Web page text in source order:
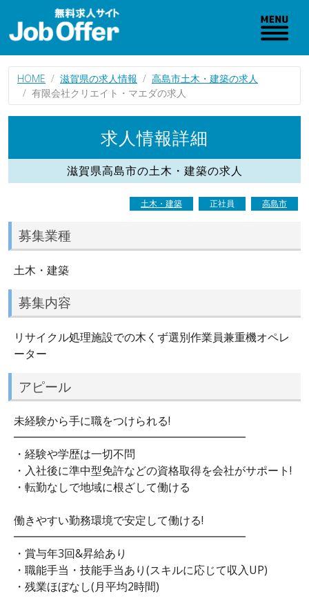
HOME 滋賀県の求人情報
高島市土木・建築の求人
有限会社クリエイト・マエダの求人
求人情報詳細
滋賀県高島市の土木・建築の求人
土木・建築 正社員 高島市
募集業種
土木・建築
募集内容
リサイクル処理施設での木くず選別作業員兼重機オペレ
ーター
アピール
未経験から手に職をつけられる!
━━━━━━━━━━━━━━━━━━━━━
・経験や学歴は一切不問
・入社後に準中型免許などの資格取得を会社がサポート!
・転勤なしで地域に根ざして働ける
働きやすい勤務環境で安定して働ける!
━━━━━━━━━━━━━━━━━━━━━
・賞与年3回&昇給あり
・職能手当・技能手当あり(スキルに応じて収入UP)
・残業ほぼなし(月平均2時間)